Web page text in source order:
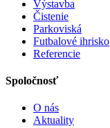
Výstavba
Čistenie
Parkoviská
Futbalové ihrisko
Referencie
Spoločnosť
O nás
Aktuality